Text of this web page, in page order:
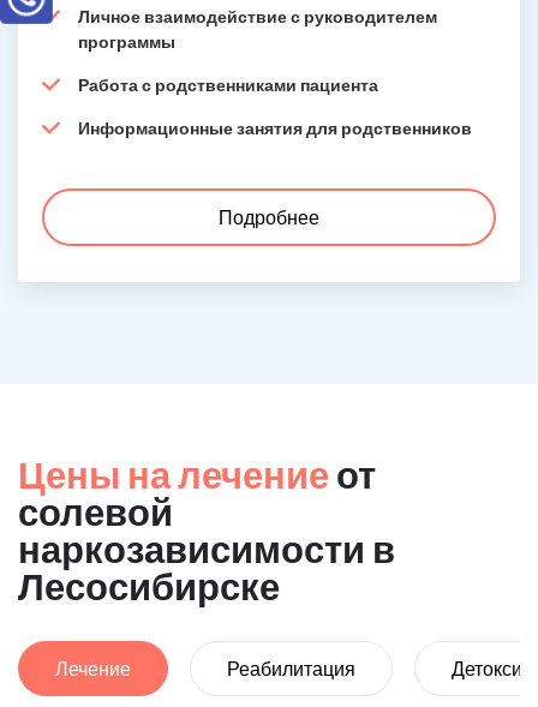
Личное взаимодействие с руководителем
программы
Работа с родственниками пациента
Информационные занятия для родственников
Подробнее
Цены на лечение от
солевой
наркозависимости в
Лесосибирске
Лечение Реабилитация